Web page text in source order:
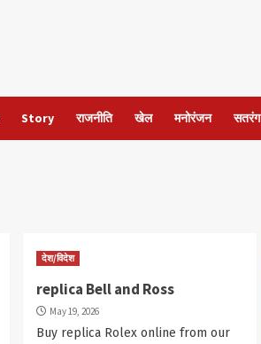
Story राजनीति खेल मनोरंजन सतरंग
देश/विदेश
replica Bell and Ross
May 19, 2026
Buy replica Rolex online from our